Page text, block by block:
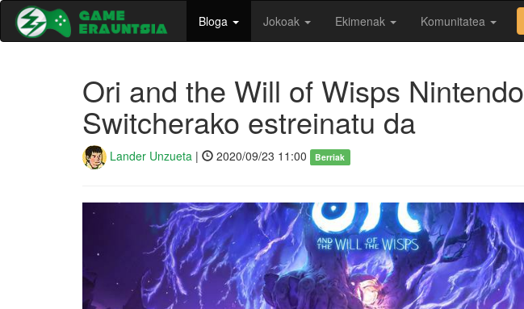
Bloga Jokoak Ekimenak Komunitatea
Ori and the Will of Wisps Nintendo
Switcherako estreinatu da
Lander Unzueta | 2020/09/23 11:00 Berriak